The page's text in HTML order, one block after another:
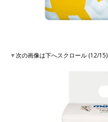
▼次の画像は下へスクロール (12/15)